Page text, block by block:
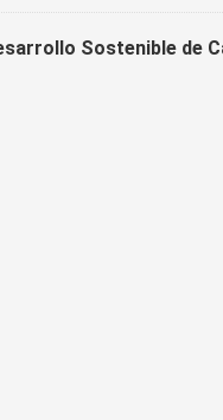
Sostenible de